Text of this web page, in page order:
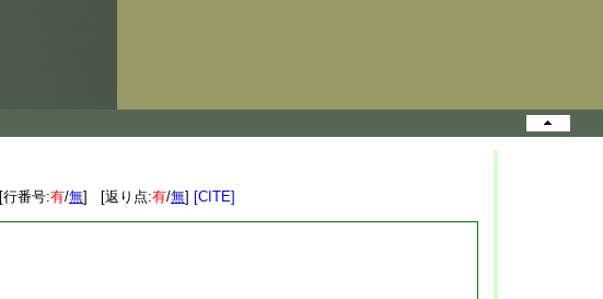
[行番号:有/無] [返り点:有/無] [CITE]